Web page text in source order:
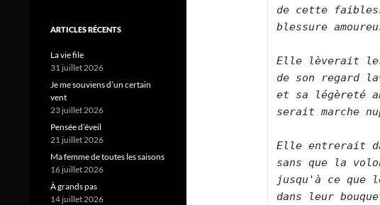
de cette
blessure
Elle lèverait
de son regard
et sa légèreté
serait
Elle entrerait
sans que la
jusqu'à ce que
dans leur
ARTICLES RÉCENTS
La vie file
31 juillet 2026
Je me souviens d’un certain
vent
23 juillet 2026
Pensée d’éveil
21 juillet 2026
Ma femme de toutes les saisons
16 juillet 2026
À grands pas
14 juillet 2026